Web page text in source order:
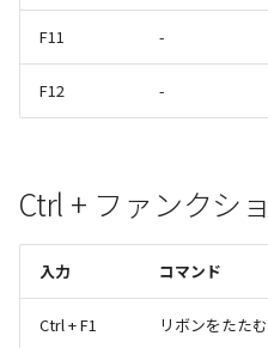
F11 -
F12 -
Ctrl + ファンクシ
入力 コマンド
Ctrl + F1 リボンをたた